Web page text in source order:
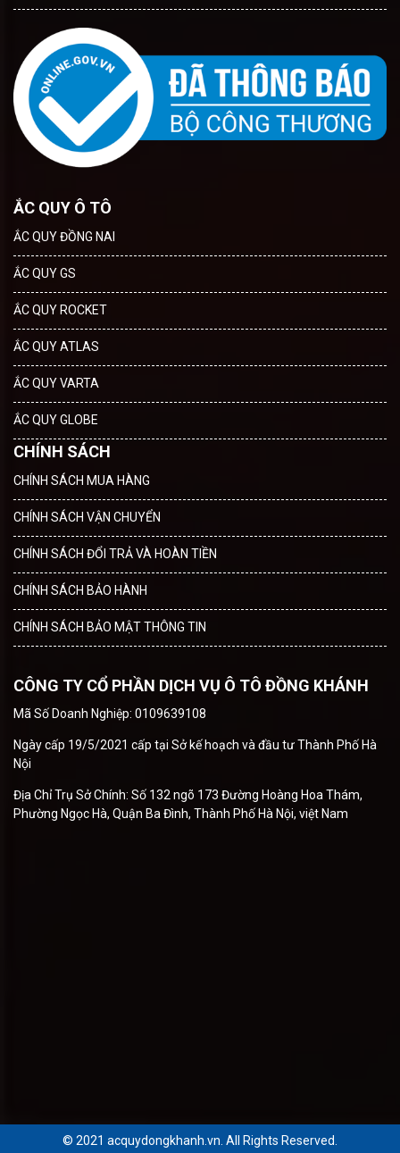
ẮC QUY Ô TÔ
ẮC QUY ĐỒNG NAI
ẮC QUY GS
ẮC QUY ROCKET
ẮC QUY ATLAS
ẮC QUY VARTA
ẮC QUY GLOBE
CHÍNH SÁCH
CHÍNH SÁCH MUA HÀNG
CHÍNH SÁCH VẬN CHUYỂN
CHÍNH SÁCH ĐỔI TRẢ VÀ HOÀN TIỀN
CHÍNH SÁCH BẢO HÀNH
CHÍNH SÁCH BẢO MẬT THÔNG TIN
CÔNG TY CỔ PHẦN DỊCH VỤ Ô TÔ ĐỒNG KHÁNH
Mã Số Doanh Nghiệp: 0109639108
Ngày cấp 19/5/2021 cấp tại Sở kế hoạch và đầu tư Thành Phố Hà
Nội
Địa Chỉ Trụ Sở Chính: Số 132 ngõ 173 Đường Hoàng Hoa Thám,
Phường Ngọc Hà, Quận Ba Đình, Thành Phố Hà Nội, việt Nam
© 2021 acquydongkhanh.vn. All Rights Reserved.